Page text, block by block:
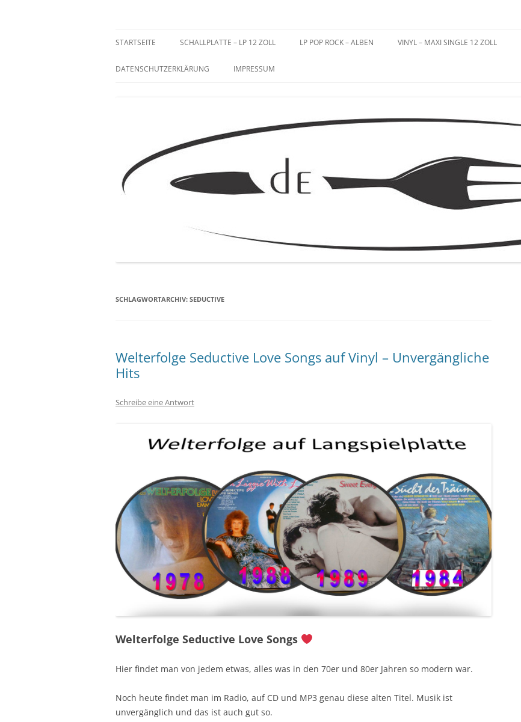
STARTSEITE SCHALLPLATTE – LP 12 ZOLL LP POP ROCK – ALBEN VINYL – MAXI SINGLE 12 ZOLL
DATENSCHUTZERKLÄRUNG IMPRESSUM
SCHLAGWORTARCHIV: SEDUCTIVE
Welterfolge Seductive Love Songs auf Vinyl – Unvergängliche
Hits
Schreibe eine Antwort
Welterfolge Seductive Love Songs
Hier findet man von jedem etwas, alles was in den 70er und 80er Jahren so modern war.
Noch heute findet man im Radio, auf CD und MP3 genau diese alten Titel. Musik ist
unvergänglich und das ist auch gut so.